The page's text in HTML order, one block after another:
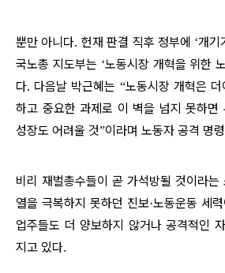
뿐만 아니다. 헌재 판결 직후 정부에 ‘개기
국노총 지도부는 ‘노동시장 개혁을 위한
다. 다음날 박근혜는 “노동시장 개혁은
하고 중요한 과제로 이 벽을 넘지 못하면
성장도 어려울 것”이라며 노동자 공격 명
비리 재벌총수들이 곧 가석방될 것이라
열을 극복하지 못하던 진보·노동운동 세
업주들도 더 양보하지 않거나 공격적인
지고 있다.